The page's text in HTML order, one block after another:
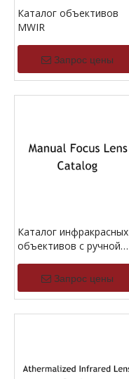
Каталог объективов
MWIR
Запрос цены
Каталог инфракрасных
объективов с ручной
Запрос цены